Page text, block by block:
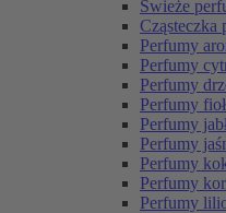
Świeże
Cząsteczka
Perfumy
Perfumy
Perfumy
Perfumy
Perfumy
Perfumy
Perfumy
Perfumy
Perfumy